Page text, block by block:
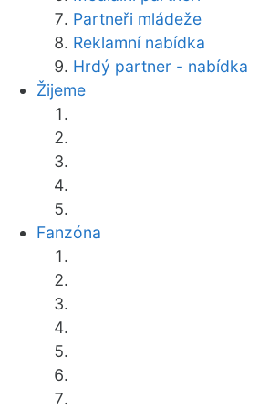
Partneři mládeže
Reklamní nabídka
Hrdý partner - nabídka
Žijeme
Fanzóna